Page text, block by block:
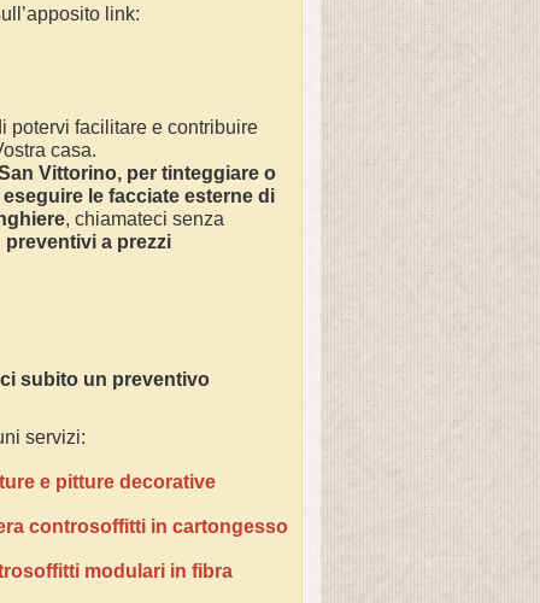
link:
potervi facilitare e contribuire
casa.
Vittorino, per tinteggiare o
le facciate esterne di
, chiamateci senza
preventivi a prezzi
subito un preventivo
servizi:
e pitture decorative
controsoffitti in cartongesso
modulari in fibra